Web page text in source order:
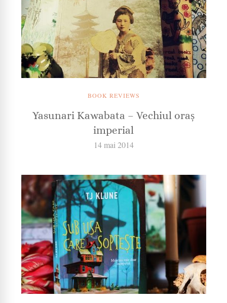
BOOK REVIEWS
Yasunari Kawabata – Vechiul oraș
imperial
14 mai 2014